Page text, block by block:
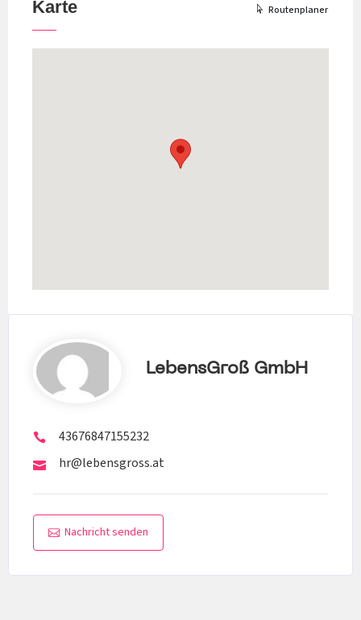
Karte Routenplaner
LebensGroß GmbH
43676847155232
hr@lebensgross.at
Nachricht senden